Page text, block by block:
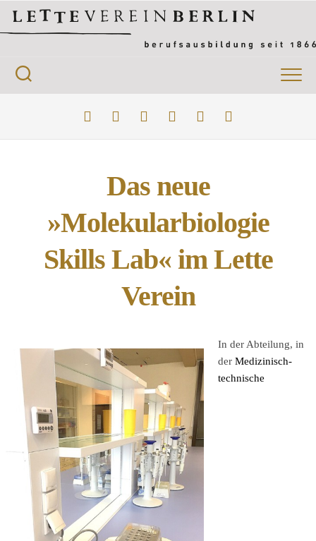
content
Das neue
»Molekularbiologie
Skills Lab« im Lette
Verein
In der Abteilung, in
der Medizinisch-
technische